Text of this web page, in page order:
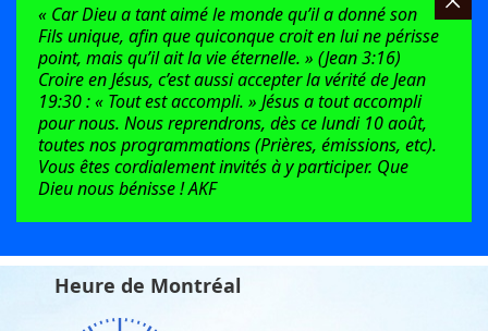
« Car Dieu a tant aimé le monde qu’il a donné son
Fils unique, afin que quiconque croit en lui ne périsse
point, mais qu’il ait la vie éternelle. » (Jean 3:16)
Croire en Jésus, c’est aussi accepter la vérité de Jean
19:30 : « Tout est accompli. » Jésus a tout accompli
pour nous. Nous reprendrons, dès ce lundi 10 août,
toutes nos programmations (Prières, émissions, etc).
Vous êtes cordialement invités à y participer. Que
Dieu nous bénisse ! AKF
Heure de Montréal